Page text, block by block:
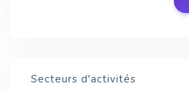
Secteurs d'activités